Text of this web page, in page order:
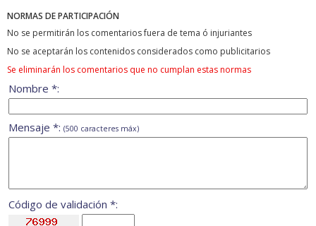
NORMAS DE PARTICIPACIÓN
No se permitirán los comentarios fuera de tema ó injuriantes
No se aceptarán los contenidos considerados como publicitarios
Se eliminarán los comentarios que no cumplan estas normas
Nombre *:
Mensaje *: (500 caracteres máx)
Código de validación *: